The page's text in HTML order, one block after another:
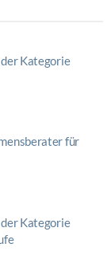
Kategorie
für
Kategorie